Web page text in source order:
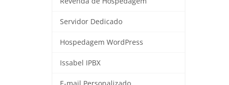
Servidor Dedicado
Hospedagem WordPress
Issabel IPBX